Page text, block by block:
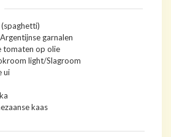
garnalen
tomaten op olie
light/Slagroom
ui
kaas